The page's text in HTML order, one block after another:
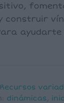
construir
ayudarte
Recursos
dinámicas,